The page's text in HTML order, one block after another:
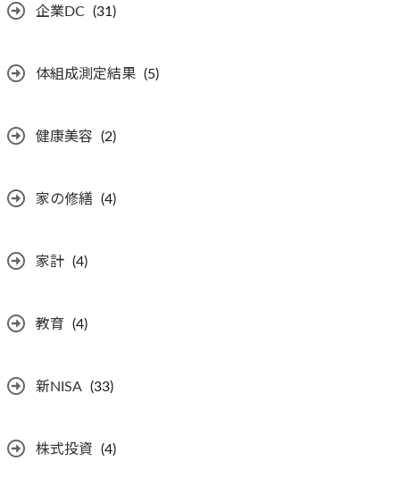
企業DC (31)
体組成測定結果 (5)
健康美容 (2)
家の修繕 (4)
家計 (4)
教育 (4)
新NISA (33)
株式投資 (4)